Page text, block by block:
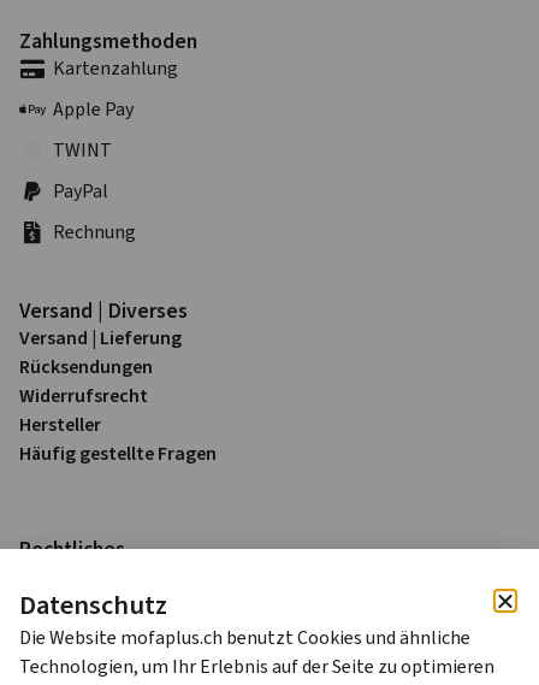
Zahlungs­methoden
Karten­zahlung
Apple Pay
TWINT
PayPal
Rechnung
Versand | Diverses
Versand | Lieferung
Rück­sendungen
Widerrufs­recht
Hersteller
Häufig gestellte Fragen
Rechtliches
Datenschutz
AGB
Alle Preise sind in Schweizer Franken (CHF) inkl. 8.1% MWST
Datenschutz
Die Website mofaplus.ch benutzt Cookies und ähnliche
Technologien, um Ihr Erlebnis auf der Seite zu optimieren